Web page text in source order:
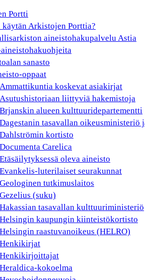
Portti
Arkistojen Porttia?
aineistohakupalvelu Astia
sanasto
oppaat
Ammattikuntia koskevat asiakirjat
Asutushistoriaan liittyviä hakemistoja
Brjanskin alueen kulttuuridepartementti
Dagestanin tasavallan
Dahlströmin kortisto
Documenta Carelica
Etäsäilytyksessä oleva aineisto
Evankelis-luterilaiset seurakunnat
Geologinen tutkimuslaitos
Gezelius (suku)
Hakassian tasavallan kulttuuriministeriö
Helsingin kaupungin kiinteistökortisto
Helsingin raastuvanoikeus (HELRO)
Henkikirjat
Henkikirjoittajat
Heraldica-kokoelma